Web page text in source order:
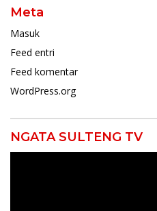
Meta
Masuk
Feed entri
Feed komentar
WordPress.org
NGATA SULTENG TV